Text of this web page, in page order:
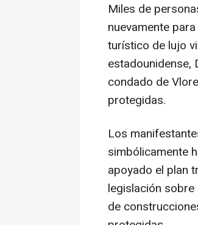
Miles de
nuevamente
turístico de lujo
estadounidense,
condado de
protegidas.
Los
simbólicamente
apoyado el plan
legislación
de